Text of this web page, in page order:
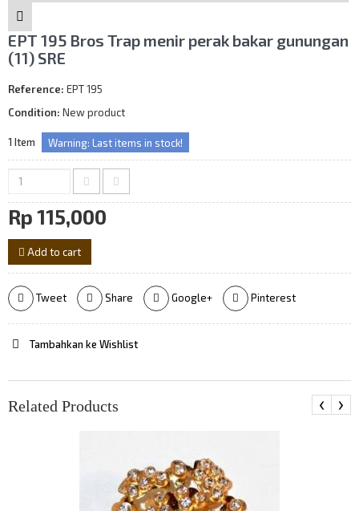
EPT 195 Bros Trap menir perak bakar gunungan
(11) SRE
Reference: EPT 195
Condition: New product
1 Item Warning: Last items in stock!
Rp‎ 115,000
Add to cart
Tweet Share Google+ Pinterest
Tambahkan ke Wishlist
Related Products ‹ ›